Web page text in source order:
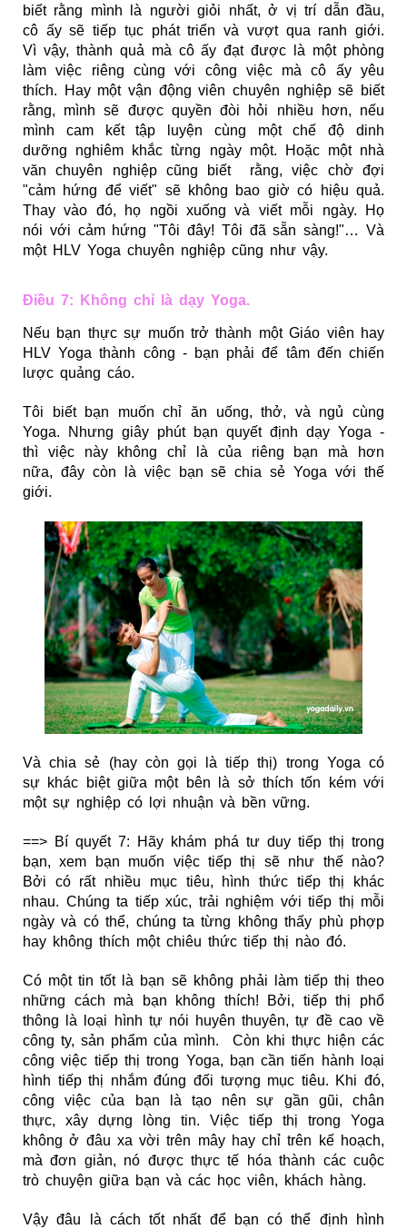
biết rằng mình là người giỏi nhất, ở vị trí dẫn đầu,
cô ấy sẽ tiếp tục phát triển và vượt qua ranh giới.
Vì vậy, thành quả mà cô ấy đạt được là một phòng
làm việc riêng cùng với công việc mà cô ấy yêu
thích. Hay một vận động viên chuyên nghiệp sẽ biết
rằng, mình sẽ được quyền đòi hỏi nhiều hơn, nếu
mình cam kết tập luyện cùng một chế độ dinh
dưỡng nghiêm khắc từng ngày một. Hoặc một nhà
văn chuyên nghiệp cũng biết rằng, việc chờ đợi
"cảm hứng để viết" sẽ không bao giờ có hiệu quả.
Thay vào đó, họ ngồi xuống và viết mỗi ngày. Họ
nói với cảm hứng "Tôi đây! Tôi đã sẵn sàng!"… Và
một HLV Yoga chuyên nghiệp cũng như vậy.
Điều 7: Không chỉ là dạy Yoga.
Nếu bạn thực sự muốn trở thành một Giáo viên hay
HLV Yoga thành công - bạn phải để tâm đến chiến
lược quảng cáo.
Tôi biết bạn muốn chỉ ăn uống, thở, và ngủ cùng
Yoga. Nhưng giây phút bạn quyết định dạy Yoga -
thì việc này không chỉ là của riêng bạn mà hơn
nữa, đây còn là việc bạn sẽ chia sẻ Yoga với thế
giới.
Và chia sẻ (hay còn gọi là tiếp thị) trong Yoga có
sự khác biệt giữa một bên là sở thích tốn kém với
một sự nghiệp có lợi nhuận và bền vững.
==> Bí quyết 7: Hãy khám phá tư duy tiếp thị trong
bạn, xem bạn muốn việc tiếp thị sẽ như thế nào?
Bởi có rất nhiều mục tiêu, hình thức tiếp thị khác
nhau. Chúng ta tiếp xúc, trải nghiệm với tiếp thị mỗi
ngày và có thể, chúng ta từng không thấy phù phợp
hay không thích một chiêu thức tiếp thị nào đó.
Có một tin tốt là bạn sẽ không phải làm tiếp thị theo
những cách mà bạn không thích! Bởi, tiếp thị phổ
thông là loại hình tự nói huyên thuyên, tự đề cao về
công ty, sản phẩm của mình. Còn khi thực hiện các
công việc tiếp thị trong Yoga, bạn cần tiến hành loại
hình tiếp thị nhắm đúng đối tượng mục tiêu. Khi đó,
công việc của bạn là tạo nên sự gần gũi, chân
thực, xây dựng lòng tin. Việc tiếp thị trong Yoga
không ở đâu xa vời trên mây hay chỉ trên kế hoạch,
mà đơn giản, nó được thực tế hóa thành các cuộc
trò chuyện giữa bạn và các học viên, khách hàng.
Vậy đâu là cách tốt nhất để bạn có thể định hình